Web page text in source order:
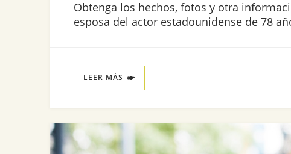
Obtenga los hechos, fotos y otra
esposa del actor estadounidense de 78
LEER MÁS